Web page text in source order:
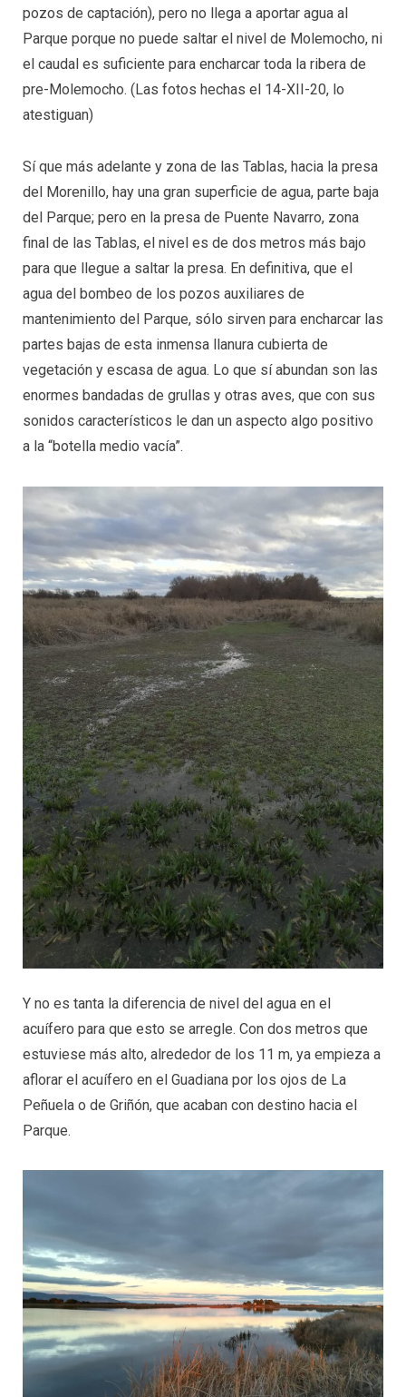
pozos de captación), pero no llega a aportar agua al
Parque porque no puede saltar el nivel de Molemocho, ni
el caudal es suficiente para encharcar toda la ribera de
pre-Molemocho. (Las fotos hechas el 14-XII-20, lo
atestiguan)
Sí que más adelante y zona de las Tablas, hacia la presa
del Morenillo, hay una gran superficie de agua, parte baja
del Parque; pero en la presa de Puente Navarro, zona
final de las Tablas, el nivel es de dos metros más bajo
para que llegue a saltar la presa. En definitiva, que el
agua del bombeo de los pozos auxiliares de
mantenimiento del Parque, sólo sirven para encharcar las
partes bajas de esta inmensa llanura cubierta de
vegetación y escasa de agua. Lo que sí abundan son las
enormes bandadas de grullas y otras aves, que con sus
sonidos característicos le dan un aspecto algo positivo
a la “botella medio vacía”.
Y no es tanta la diferencia de nivel del agua en el
acuífero para que esto se arregle. Con dos metros que
estuviese más alto, alrededor de los 11 m, ya empieza a
aflorar el acuífero en el Guadiana por los ojos de La
Peñuela o de Griñón, que acaban con destino hacia el
Parque.